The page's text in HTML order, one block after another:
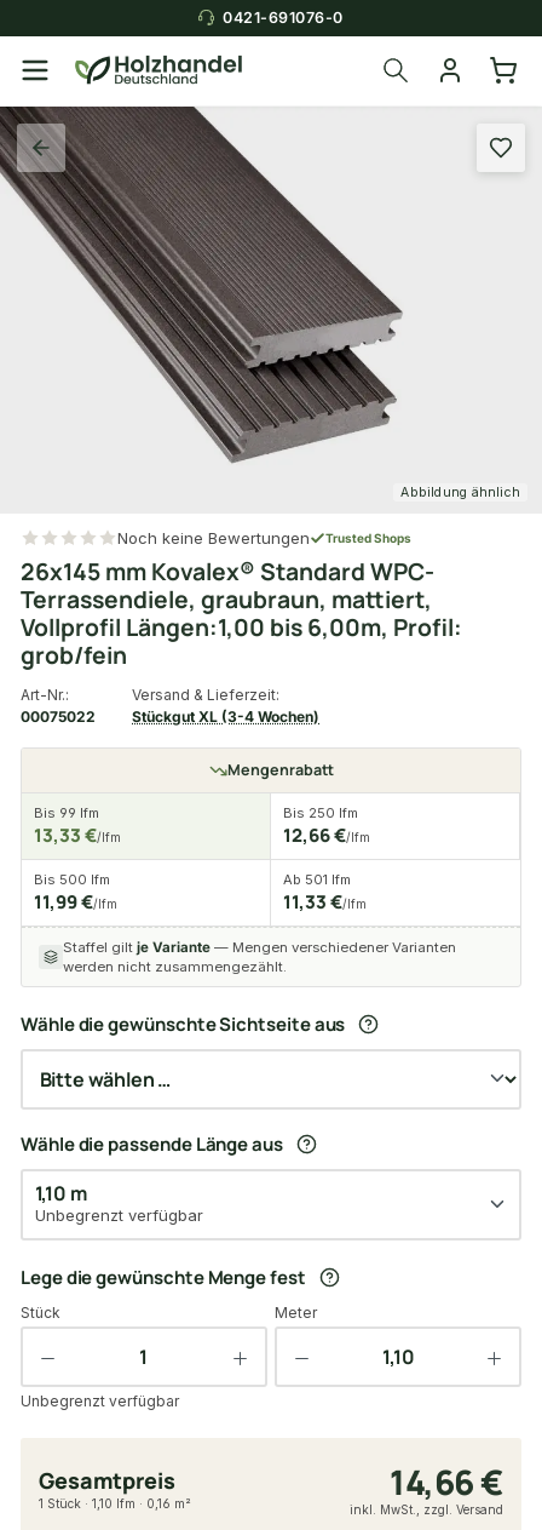
0421-691076-0
Abbildung ähnlich
Noch keine Bewertungen Trusted Shops
26x145 mm Kovalex® Standard WPC-
Terrassendiele, graubraun, mattiert,
Vollprofil Längen:1,00 bis 6,00m, Profil:
grob/fein
Art-Nr.:
00075022
Versand & Lieferzeit:
Stückgut XL (3-4 Wochen)
Mengenrabatt
Bis 99 lfm
13,33 €/lfm
Bis 250 lfm
12,66 €/lfm
Bis 500 lfm
11,99 €/lfm
Ab 501 lfm
11,33 €/lfm
Staffel gilt je Variante — Mengen verschiedener Varianten
werden nicht zusammengezählt.
Wähle die gewünschte Sichtseite aus
Wähle die passende Länge aus
1,10 m
Unbegrenzt verfügbar
Lege die gewünschte Menge fest
Stück Meter
Unbegrenzt verfügbar
Gesamtpreis 14,66 €
1 Stück · 1,10 lfm · 0,16 m² inkl. MwSt., zzgl. Versand